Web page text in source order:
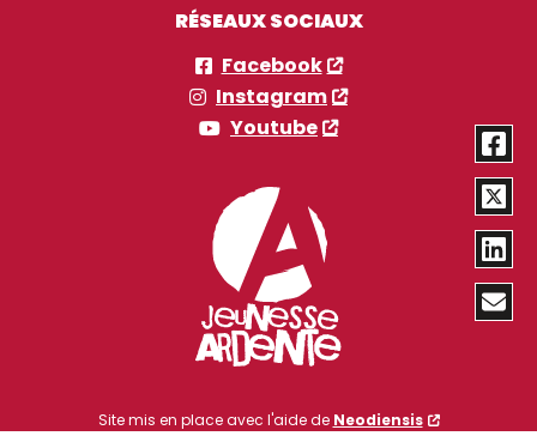
RÉSEAUX SOCIAUX
Facebook
Instagram
Youtube
Site mis en place avec l'aide de Neodiensis